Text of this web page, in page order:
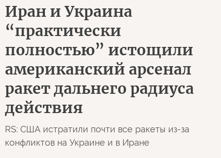
Иран и Украина
“практически
полностью” истощили
американский арсенал
ракет дальнего радиуса
действия
RS: США истратили почти все ракеты из-за
конфликтов на Украине и в Иране